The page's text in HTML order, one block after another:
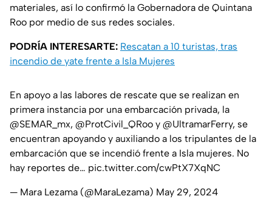
materiales, así lo confirmó la Gobernadora de Quintana
Roo por medio de sus redes sociales.
PODRÍA INTERESARTE: Rescatan a 10 turistas, tras
incendio de yate frente a Isla Mujeres
En apoyo a las labores de rescate que se realizan en
primera instancia por una embarcación privada, la
@SEMAR_mx, @ProtCivil_QRoo y @UltramarFerry, se
encuentran apoyando y auxiliando a los tripulantes de la
embarcación que se incendió frente a Isla mujeres. No
hay reportes de… pic.twitter.com/cwPtX7XqNC
— Mara Lezama (@MaraLezama) May 29, 2024